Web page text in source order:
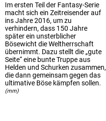
Im ersten Teil der Fantasy-Serie
macht sich ein Zeitreisender auf
ins Jahre 2016, um zu
verhindern, dass 150 Jahre
später ein unsterblicher
Bösewicht die Weltherrschaft
übernimmt. Dazu stellt die „gute
Seite“ eine bunte Truppe aus
Helden und Schurken zusammen,
die dann gemeinsam gegen das
ultimative Böse kämpfen sollen.
(mm)